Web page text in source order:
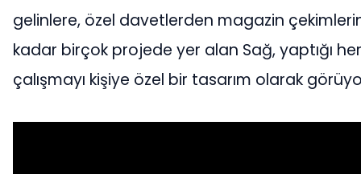
gelinlere, özel davetlerden magazin
kadar birçok projede yer alan Sağ, yaptığı her
çalışmayı kişiye özel bir tasarım olarak